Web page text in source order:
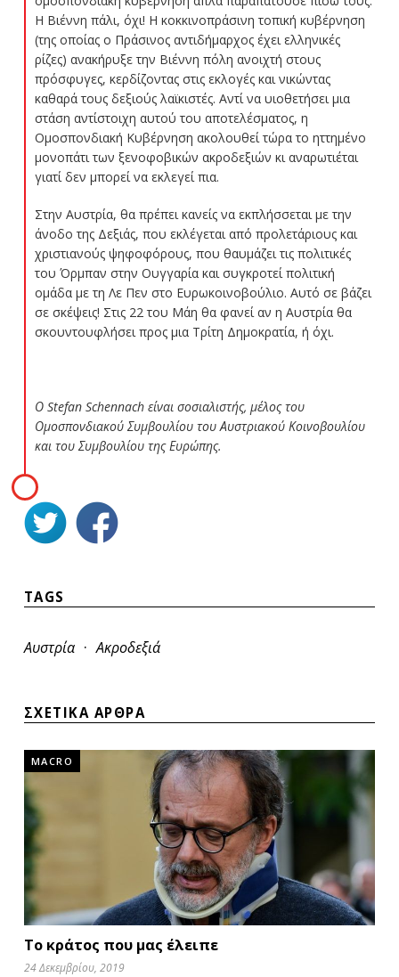
Η Βιέννη πάλι, όχι! Η κοκκινοπράσινη τοπική κυβέρνηση
(της οποίας ο Πράσινος αντιδήμαρχος έχει ελληνικές
ρίζες) ανακήρυξε την Βιέννη πόλη ανοιχτή στους
πρόσφυγες, κερδίζοντας στις εκλογές και νικώντας
καθαρά τους δεξιούς λαϊκιστές. Αντί να υιοθετήσει μια
στάση αντίστοιχη αυτού του αποτελέσματος, η
Ομοσπονδιακή Κυβέρνηση ακολουθεί τώρα το ηττημένο
μονοπάτι των ξενοφοβικών ακροδεξιών κι αναρωτιέται
γιατί δεν μπορεί να εκλεγεί πια.
Στην Αυστρία, θα πρέπει κανείς να εκπλήσσεται με την
άνοδο της Δεξιάς, που εκλέγεται από προλετάριους και
χριστιανούς ψηφοφόρους, που θαυμάζει τις πολιτικές
του Όρμπαν στην Ουγγαρία και συγκροτεί πολιτική
ομάδα με τη Λε Πεν στο Ευρωκοινοβούλιο. Αυτό σε βάζει
σε σκέψεις! Στις 22 του Μάη θα φανεί αν η Αυστρία θα
σκουντουφλήσει προς μια Τρίτη Δημοκρατία, ή όχι.
Ο Stefan Schennachείναι σοσιαλιστής, μέλος του
Ομοσπονδιακού Συμβουλίου του Αυστριακού Κοινοβουλίου
και του Συμβουλίου της Ευρώπης.
TAGS
Αυστρία · Ακροδεξιά
ΣΧΕΤΙΚΑ ΑΡΘΡΑ
MACRO
Το κράτος που μας έλειπε
24 Δεκεμβρίου, 2019